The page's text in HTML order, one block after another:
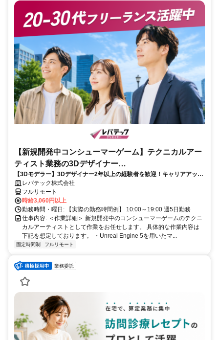
【新規開発中コンシューマーゲーム】テクニカルアー
ティスト業務の3Dデザイナー
_LTCR547867_CP_CRG
【3Dモデラー】3Dデザイナー2年以上の経験者を歓迎！キャリアアップ
を目指したい方も大歓迎♪
レバテック株式会社
フルリモート
時給3,060円以上
勤務時間・曜日: 【実際の勤務時間例】 10:00～19:00 週5日勤務
仕事内容: ＜作業詳細＞ 新規開発中のコンシューマーゲームのテクニ
カルアーティストとして作業をお任せします。 具体的な作業内容は
下記を想定しております。 ・Unreal Engine 5を用いたマ...
固定時間制 フルリモート
業務委託